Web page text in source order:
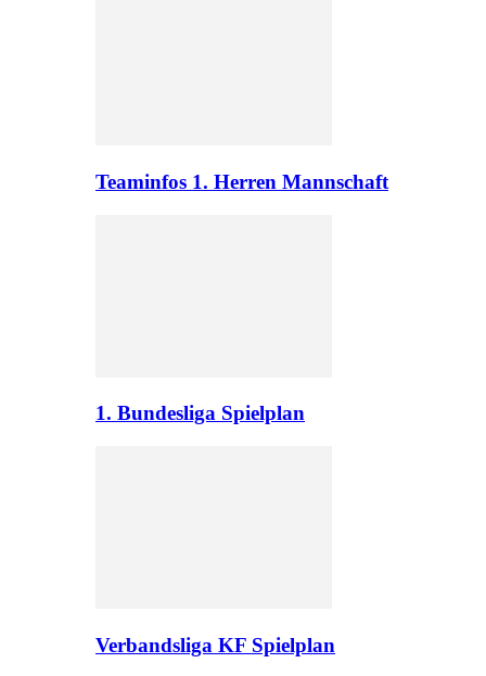
Teaminfos 1. Herren Mannschaft
1. Bundesliga Spielplan
Verbandsliga KF Spielplan